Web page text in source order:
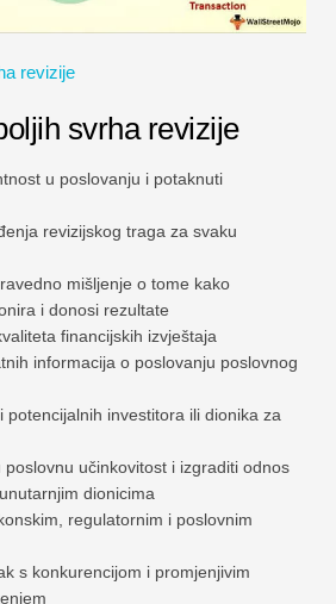
modeliranje
rizikom
revizije
svrha revizije
u poslovanju i potaknuti
revizijskog traga za svaku
mišljenje o tome kako
i donosi rezultate
financijskih izvještaja
informacija o poslovanju poslovnog
potencijalnih investitora ili dionika za
poslovnu učinkovitost i izgraditi odnos
dionicima
regulatornim i poslovnim
s konkurencijom i promjenjivim